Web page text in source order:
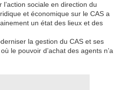
sociale en direction du
et économique sur le CAS a
un état des lieux et des
la gestion du CAS et ses
le pouvoir d’achat des agents n’a